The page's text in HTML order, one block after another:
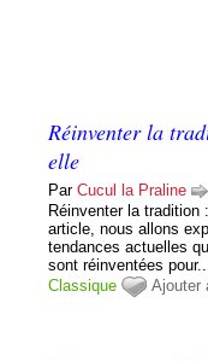
Réinventer la
elle
ParCucul la Praline
Réinventer la
article, nous allons
tendances actuelles
sont réinventées pour...
Classique
Ajouter